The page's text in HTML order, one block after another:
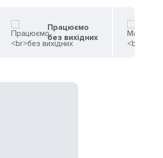
Працюємо
без вихідних